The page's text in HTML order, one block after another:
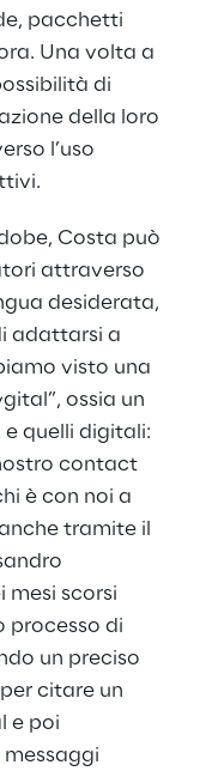
pacchetti
Una volta a
di
della loro
l’uso
Costa può
attraverso
desiderata,
adattarsi a
visto una
ossia un
quelli digitali:
contact
è con noi a
tramite il
mesi scorsi
processo di
un preciso
citare un
e poi